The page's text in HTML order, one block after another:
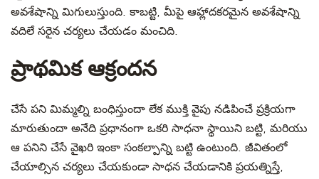
అవశేషాన్ని మిగులుస్తుంది. కాబట్టి, మీపై ఆహ్లాదకరమైన అవశేషాన్ని
వదిలే సరైన చర్యలు చేయడం మంచిది.
ప్రాథమిక ఆక్రందన
చేసే పని మిమ్మల్ని బంధిస్తుందా లేక ముక్తి వైపు నడిపించే ప్రక్రియగా
మారుతుందా అనేది ప్రధానంగా ఒకరి సాధనా స్థాయిని బట్టి, మరియు
ఆ పనిని చేసే వైఖరి ఇంకా సంకల్పాన్ని బట్టి ఉంటుంది. జీవితంలో
చేయాల్సిన చర్యలు చేయకుండా సాధన చేయడానికి ప్రయత్నిస్తే,